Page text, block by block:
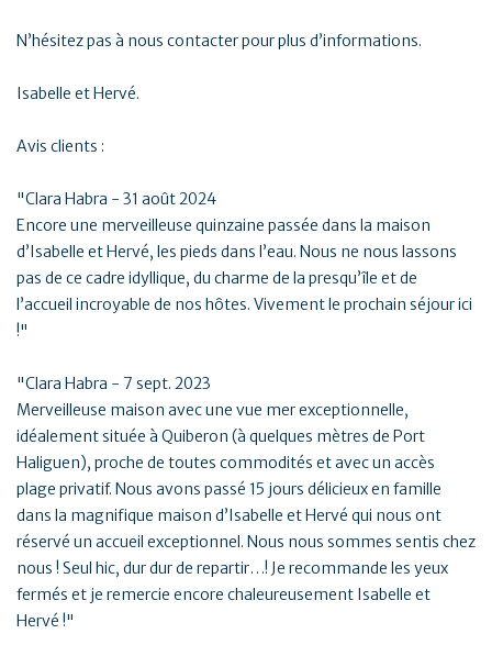
N’hésitez pas à nous contacter pour plus d’informations.
Isabelle et Hervé.
Avis clients :
"Clara Habra - 31 août 2024
Encore une merveilleuse quinzaine passée dans la maison
d’Isabelle et Hervé, les pieds dans l’eau. Nous ne nous lassons
pas de ce cadre idyllique, du charme de la presqu’île et de
l’accueil incroyable de nos hôtes. Vivement le prochain séjour ici
!"
"Clara Habra - 7 sept. 2023
Merveilleuse maison avec une vue mer exceptionnelle,
idéalement située à Quiberon (à quelques mètres de Port
Haliguen), proche de toutes commodités et avec un accès
plage privatif. Nous avons passé 15 jours délicieux en famille
dans la magnifique maison d’Isabelle et Hervé qui nous ont
réservé un accueil exceptionnel. Nous nous sommes sentis chez
nous ! Seul hic, dur dur de repartir…! Je recommande les yeux
fermés et je remercie encore chaleureusement Isabelle et
Hervé !"